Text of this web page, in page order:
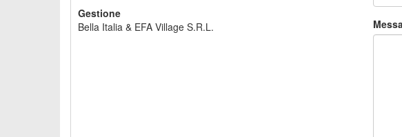
Gestione
Bella Italia & EFA Village S.R.L.